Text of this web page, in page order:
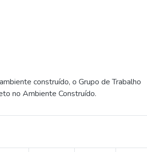
construído, o Grupo de Trabalho
no Ambiente Construído.